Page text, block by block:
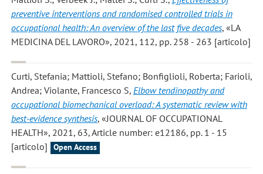
preventive interventions and randomised controlled trials in
occupational health: An overview of the last five decades, «LA
MEDICINA DEL LAVORO», 2021, 112, pp. 258 - 263 [articolo]
Curti, Stefania; Mattioli, Stefano; Bonfiglioli, Roberta; Farioli,
Andrea; Violante, Francesco S, Elbow tendinopathy and
occupational biomechanical overload: A systematic review with
best-evidence synthesis, «JOURNAL OF OCCUPATIONAL
HEALTH», 2021, 63, Article number: e12186, pp. 1 - 15
[articolo]
Open Access